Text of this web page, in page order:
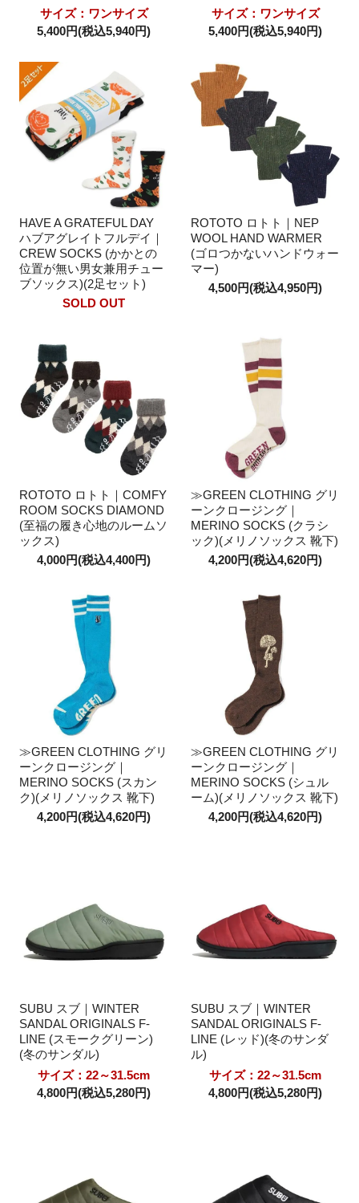
サイズ：ワンサイズ
5,400円(税込5,940円)
サイズ：ワンサイズ
5,400円(税込5,940円)
HAVE A GRATEFUL DAY
ハブアグレイトフルデイ｜
CREW SOCKS (かかとの
位置が無い男女兼用チュー
ブソックス)(2足セット)
SOLD OUT
ROTOTO ロトト｜NEP
WOOL HAND WARMER
(ゴロつかないハンドウォー
マー)
4,500円(税込4,950円)
ROTOTO ロトト｜COMFY
ROOM SOCKS DIAMOND
(至福の履き心地のルームソ
ックス)
4,000円(税込4,400円)
≫GREEN CLOTHING グリ
ーンクロージング｜
MERINO SOCKS (クラシ
ック)(メリノソックス 靴下)
4,200円(税込4,620円)
≫GREEN CLOTHING グリ
ーンクロージング｜
MERINO SOCKS (スカン
ク)(メリノソックス 靴下)
4,200円(税込4,620円)
≫GREEN CLOTHING グリ
ーンクロージング｜
MERINO SOCKS (シュル
ーム)(メリノソックス 靴下)
4,200円(税込4,620円)
SUBU スブ｜WINTER
SANDAL ORIGINALS F-
LINE (スモークグリーン)
(冬のサンダル)
サイズ：22～31.5cm
4,800円(税込5,280円)
SUBU スブ｜WINTER
SANDAL ORIGINALS F-
LINE (レッド)(冬のサンダ
ル)
サイズ：22～31.5cm
4,800円(税込5,280円)